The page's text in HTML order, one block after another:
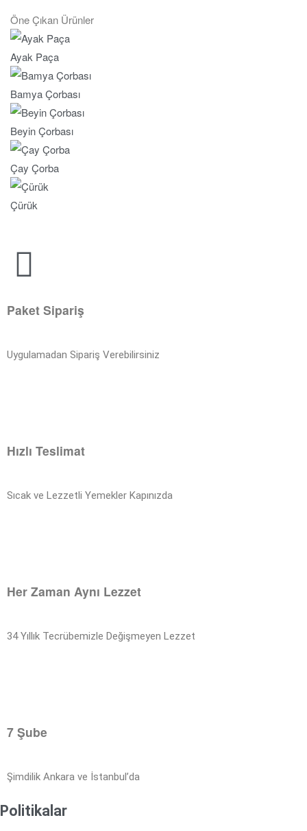
Öne Çıkan Ürünler
Ayak Paça
Bamya Çorbası
Beyin Çorbası
Çay Çorba
Çürük
Paket Sipariş
Uygulamadan Sipariş Verebilirsiniz
Hızlı Teslimat
Sıcak ve Lezzetli Yemekler Kapınızda
Her Zaman Aynı Lezzet
34 Yıllık Tecrübemizle Değişmeyen Lezzet
7 Şube
Şimdilik Ankara ve İstanbul’da
Politikalar